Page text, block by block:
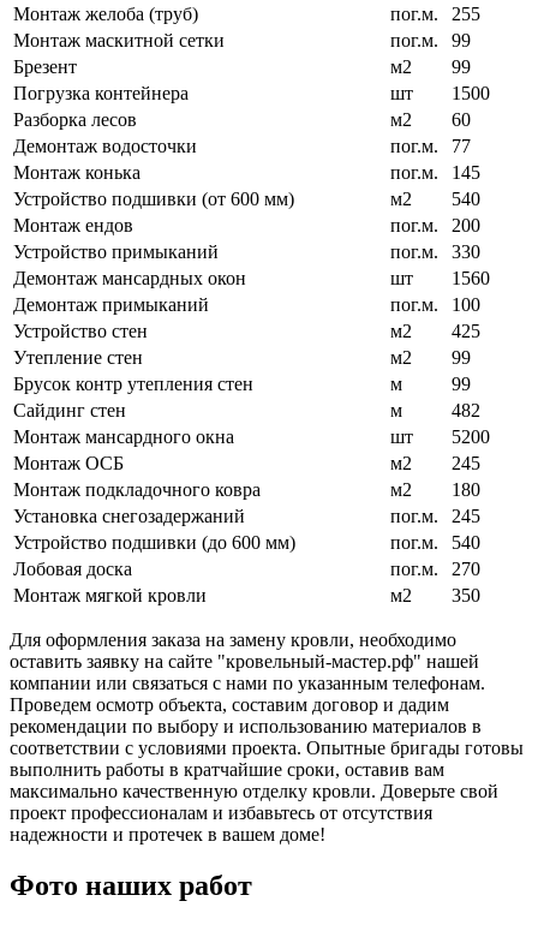
Монтаж желоба (труб)
пог.м.
255
Монтаж маскитной сетки
пог.м.
99
Брезент
м2
99
Погрузка контейнера
шт
1500
Разборка лесов
м2
60
Демонтаж водосточки
пог.м.
77
Монтаж конька
пог.м.
145
Устройство подшивки (от 600 мм)
м2
540
Монтаж ендов
пог.м.
200
Устройство примыканий
пог.м.
330
Демонтаж мансардных окон
шт
1560
Демонтаж примыканий
пог.м.
100
Устройство стен
м2
425
Утепление стен
м2
99
Брусок контр утепления стен
м
99
Сайдинг стен
м
482
Монтаж мансардного окна
шт
5200
Монтаж ОСБ
м2
245
Монтаж подкладочного ковра
м2
180
Установка снегозадержаний
пог.м.
245
Устройство подшивки (до 600 мм)
пог.м.
540
Лобовая доска
пог.м.
270
Монтаж мягкой кровли
м2 350
Для оформления заказа на замену кровли, необходимо
оставить заявку на сайте "кровельный-мастер.рф" нашей
компании или связаться с нами по указанным телефонам.
Проведем осмотр объекта, составим договор и дадим
рекомендации по выбору и использованию материалов в
соответствии с условиями проекта. Опытные бригады готовы
выполнить работы в кратчайшие сроки, оставив вам
максимально качественную отделку кровли. Доверьте свой
проект профессионалам и избавьтесь от отсутствия
надежности и протечек в вашем доме!
Фото наших работ